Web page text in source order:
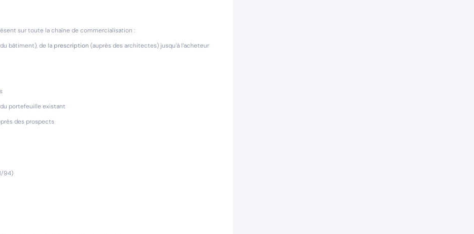
sur toute la chaîne de commercialisation :
bâtiment), de la prescription (auprès des architectes) jusqu’à l’acheteur
portefeuille existant
des prospects
94)